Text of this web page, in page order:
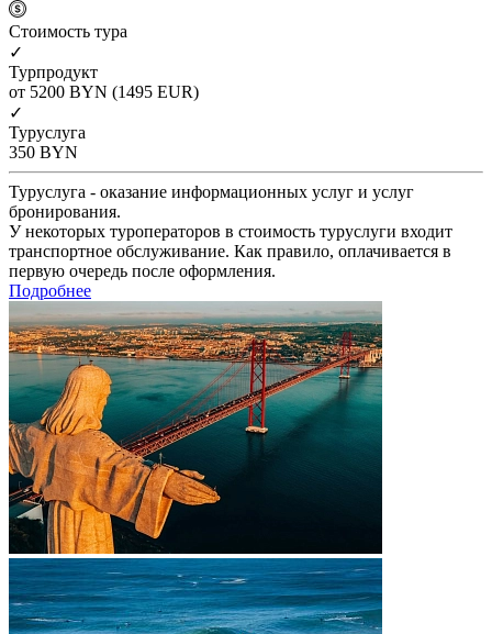
Cтоимость тура
✓
Турпродукт
от 5200 BYN (1495 EUR)
✓
Туруслуга
350 BYN
Туруслуга - оказание информационных услуг и услуг
бронирования.
У некоторых туроператоров в стоимость туруслуги входит
транспортное обслуживание. Как правило, оплачивается в
первую очередь после оформления.
Подробнее